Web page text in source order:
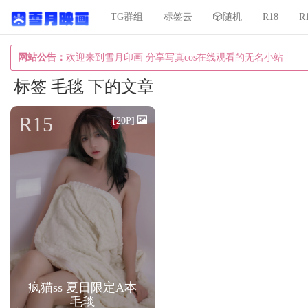
网站公告： 欢迎来到雪月印画 分享写真cos在线观看的无名小站
TG群组 标签云 🎲随机 R18
标签 毛毯 下的文章
疯猫ss 夏日限定A本
毛毯
R15 [20P]